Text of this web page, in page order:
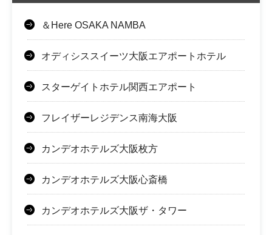
＆Here OSAKA NAMBA
オディシススイーツ大阪エアポートホテル
スターゲイトホテル関西エアポート
フレイザーレジデンス南海大阪
カンデオホテルズ大阪枚方
カンデオホテルズ大阪心斎橋
カンデオホテルズ大阪ザ・タワー